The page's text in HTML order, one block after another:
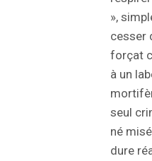
»,
cesser
forçat
à un
seul
né
dure